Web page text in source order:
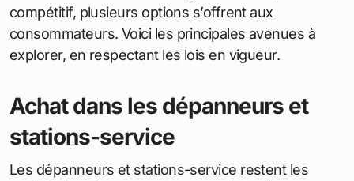
compétitif, plusieurs options s’offrent aux
consommateurs. Voici les principales avenues à
explorer, en respectant les lois en vigueur.
Achat dans les dépanneurs et
stations-service
Les dépanneurs et stations-service restent les